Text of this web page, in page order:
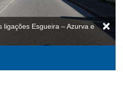
ligações Esgueira – Azurva e